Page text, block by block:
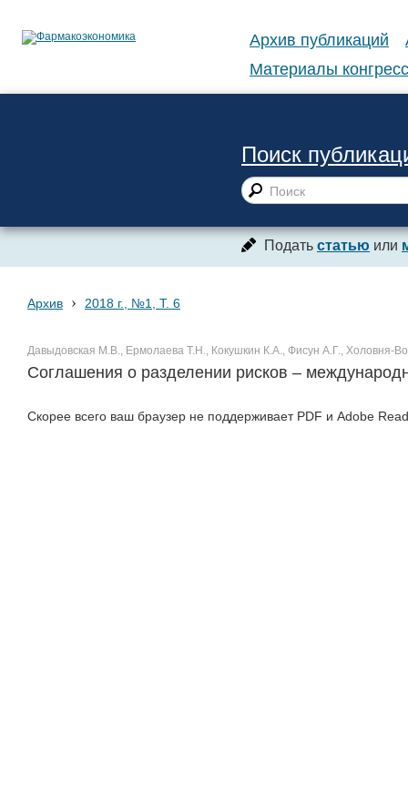
Архив публикаций
Материалы
Поиск
Подать статью или
Архив › 2018 г., №1, Т. 6
Давыдовская М.В., Ермолаева Т.Н., Кокушкин К.А., Фисун А.Г., Холовня-
Соглашения о разделении рисков –
Скорее всего ваш браузер не поддерживает PDF и Adobe